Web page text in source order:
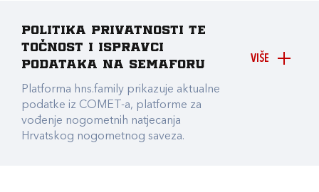
VIŠE
Politika privatnosti te
točnost i ispravci
podataka na Semaforu
Platforma hns.family prikazuje aktualne
podatke iz COMET-a, platforme za
vođenje nogometnih natjecanja
Hrvatskog nogometnog saveza.